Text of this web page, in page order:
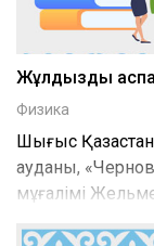
Жұлдызды
Физика
Шығыс
ауданы,
мұғалімі